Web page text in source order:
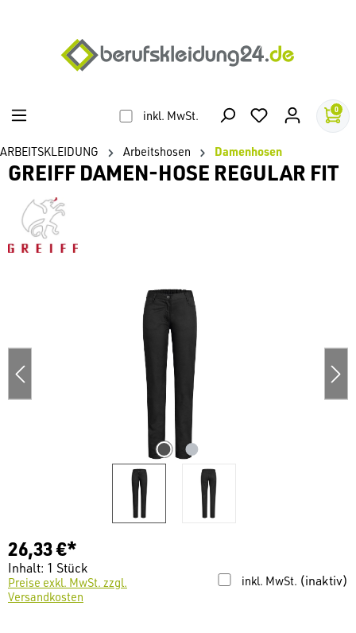
inkl. MwSt. 0
ARBEITSKLEIDUNG Arbeitshosen Damenhosen
GREIFF DAMEN-HOSE REGULAR FIT
26,33 €*
Inhalt: 1 Stück
inkl. MwSt. (inaktiv)
Preise exkl. MwSt. zzgl.
Versandkosten